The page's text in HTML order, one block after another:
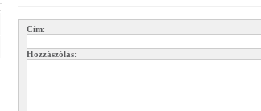
Cím:
Hozzászólás: